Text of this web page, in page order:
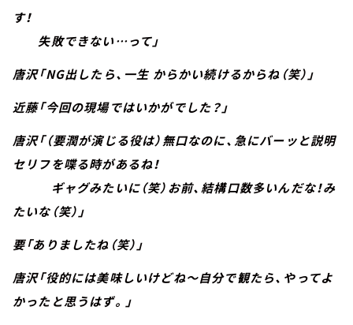
す！
失敗できない…って」
唐沢「NG出したら、一生 からかい続けるからね（笑）」
近藤「今回の現場ではいかがでした？」
唐沢「（要潤が演じる役は）無口なのに、急にバーッと説明
セリフを喋る時があるね！
ギャグみたいに（笑）お前、結構口数多いんだな！み
たいな（笑）」
要「ありましたね（笑）」
唐沢「役的には美味しいけどね～自分で観たら、やってよ
かったと思うはず。」